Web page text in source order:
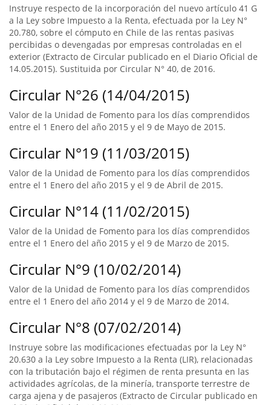
Instruye respecto de la incorporación del nuevo artículo 41 G
a la Ley sobre Impuesto a la Renta, efectuada por la Ley N°
20.780, sobre el cómputo en Chile de las rentas pasivas
percibidas o devengadas por empresas controladas en el
exterior (Extracto de Circular publicado en el Diario Oficial de
14.05.2015). Sustituida por Circular N° 40, de 2016.
Circular N°26 (14/04/2015)
Valor de la Unidad de Fomento para los días comprendidos
entre el 1 Enero del año 2015 y el 9 de Mayo de 2015.
Circular N°19 (11/03/2015)
Valor de la Unidad de Fomento para los días comprendidos
entre el 1 Enero del año 2015 y el 9 de Abril de 2015.
Circular N°14 (11/02/2015)
Valor de la Unidad de Fomento para los días comprendidos
entre el 1 Enero del año 2015 y el 9 de Marzo de 2015.
Circular N°9 (10/02/2014)
Valor de la Unidad de Fomento para los días comprendidos
entre el 1 Enero del año 2014 y el 9 de Marzo de 2014.
Circular N°8 (07/02/2014)
Instruye sobre las modificaciones efectuadas por la Ley N°
20.630 a la Ley sobre Impuesto a la Renta (LIR), relacionadas
con la tributación bajo el régimen de renta presunta en las
actividades agrícolas, de la minería, transporte terrestre de
carga ajena y de pasajeros (Extracto de Circular publicado en